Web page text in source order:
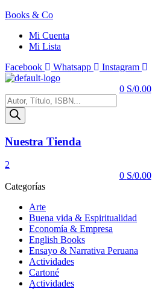
Books & Co
Mi Cuenta
Mi Lista
Facebook
Whatsapp
Instagram
Menú
0 S/0.00
Búsqueda
de
productos
Nuestra Tienda
2
0 S/0.00
Categorías
Arte
Buena vida & Espiritualidad
Economía & Empresa
English Books
Ensayo & Narrativa Peruana
Actividades
Cartoné
Actividades